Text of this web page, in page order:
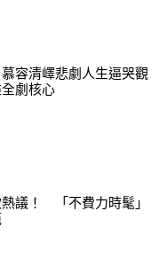
慕容清嶧悲劇人生逼哭觀
劇核心
議！ 「不費力時髦」